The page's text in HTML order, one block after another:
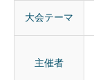
⼤会テーマ
主催者